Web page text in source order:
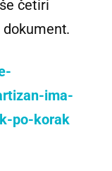
četiri
ima-
po-korak